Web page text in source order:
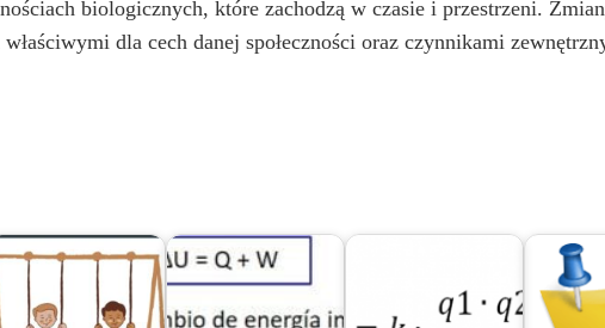
biologicznych, które zachodzą w czasie i przestrzeni.
dla cech danej społeczności oraz czynnikami